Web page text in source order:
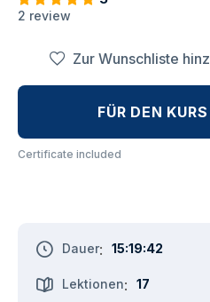
2 review
Dauer: 15:19:42
Lektionen: 17
Zur Wunschliste
FÜR DEN
Certificate included